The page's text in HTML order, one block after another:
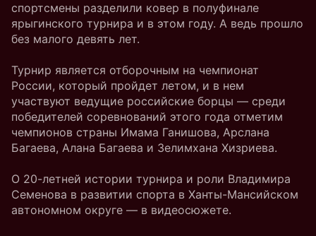
спортсмены разделили ковер в полуфинале
ярыгинского турнира и в этом году. А ведь прошло
без малого девять лет.
Турнир является отборочным на чемпионат
России, который пройдет летом, и в нем
участвуют ведущие российские борцы — среди
победителей соревнований этого года отметим
чемпионов страны Имама Ганишова, Арслана
Багаева, Алана Багаева и Зелимхана Хизриева.
О 20-летней истории турнира и роли Владимира
Семенова в развитии спорта в Ханты-Мансийском
автономном округе — в видеосюжете.